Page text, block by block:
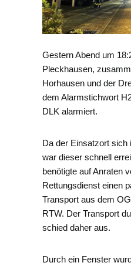
Gestern Abend um
Pleckhausen,
Horhausen und der
dem Alarmstichwort
DLK alarmiert.
Da der Einsatzort sich
war dieser schnell
benötigte auf Anraten
Rettungsdienst einen
Transport aus dem
RTW. Der Transport
schied daher aus.
Durch ein Fenster